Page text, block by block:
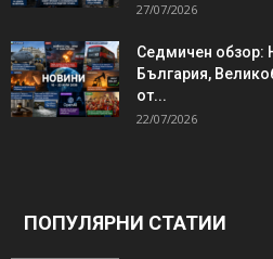
27/07/2026
Седмичен обзор:
България,
от...
22/07/2026
ПОПУЛЯРНИ СТАТИИ